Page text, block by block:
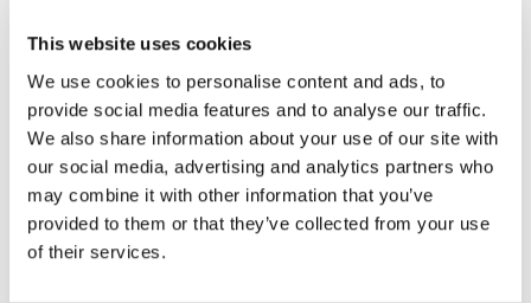
This website uses cookies
We use cookies to personalise content and ads, to
provide social media features and to analyse our traffic.
We also share information about your use of our site with
our social media, advertising and analytics partners who
may combine it with other information that you’ve
provided to them or that they’ve collected from your use
of their services.
GIU